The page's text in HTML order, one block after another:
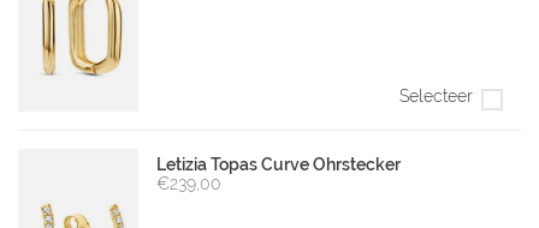
Selecteer
Letizia Topas Curve Ohrstecker
€239,00